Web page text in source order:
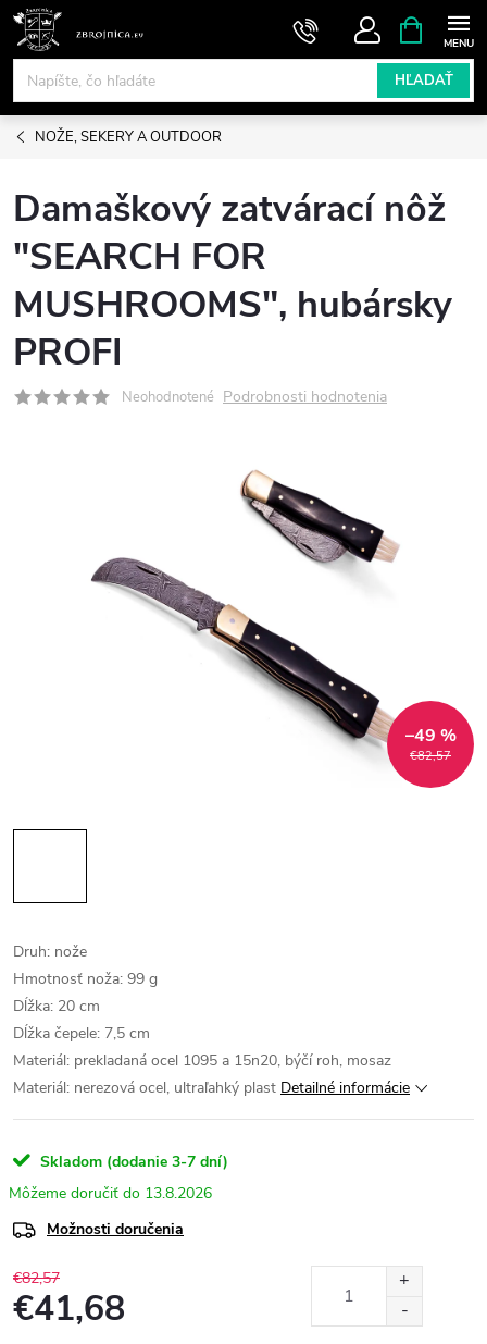
Prejsť
obsah
HĽADAŤ
KOŠÍK
NOŽE, SEKERY A OUTDOOR
Damaškový zatvárací nôž
"SEARCH FOR
MUSHROOMS", hubársky
PROFI
Neohodnotené Podrobnosti hodnotenia
€82,57
–49 %
Druh: nože
Hmotnosť noža: 99 g
Dĺžka: 20 cm
Dĺžka čepele: 7,5 cm
Materiál: prekladaná ocel 1095 a 15n20, býčí roh, mosaz
Materiál: nerezová ocel, ultraľahký plast Detailné informácie
Skladom (dodanie 3-7 dní)
13.8.2026
Možnosti doručenia
€82,57
€41,68